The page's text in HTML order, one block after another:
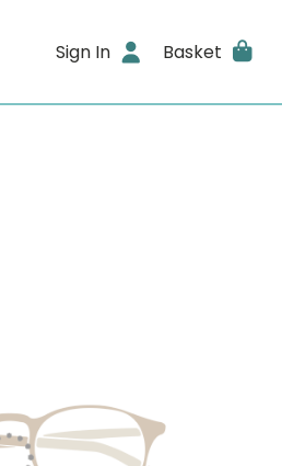
Sign In Basket